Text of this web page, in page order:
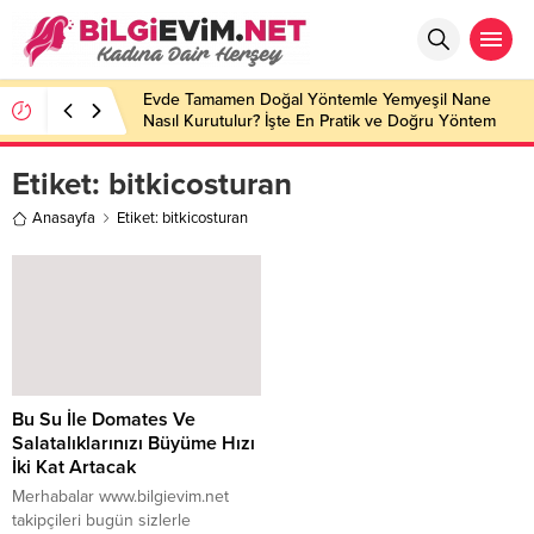
Evde Tamamen Doğal Yöntemle Yemyeşil Nane
Nasıl Kurutulur? İşte En Pratik ve Doğru Yöntem
Etiket: bitkicosturan
Anasayfa Etiket: bitkicosturan
Bu Su İle Domates Ve
Salatalıklarınızı Büyüme Hızı
İki Kat Artacak
Merhabalar www.bilgievim.net
takipçileri bugün sizlerle